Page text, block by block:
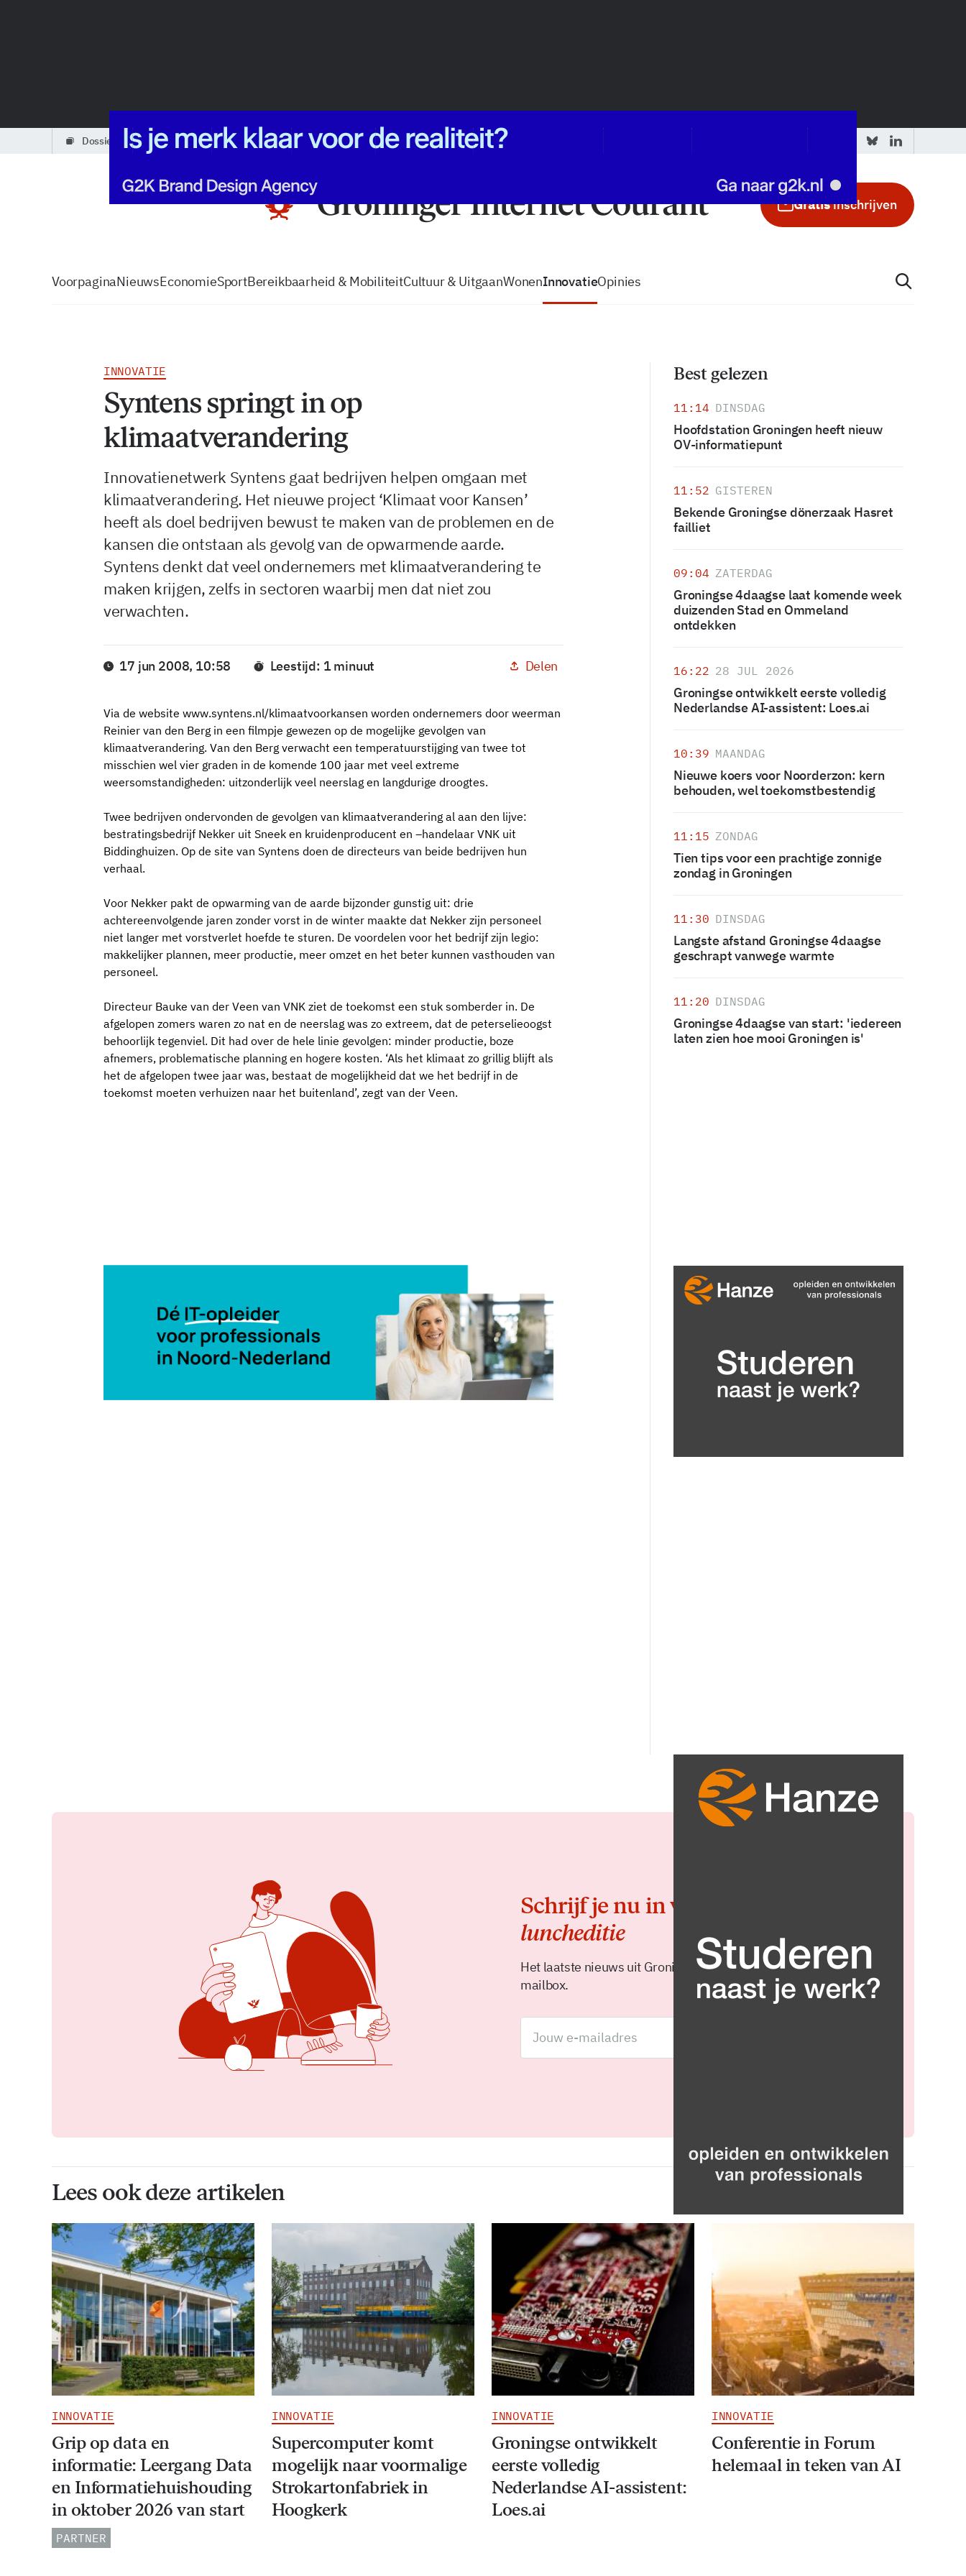
dossiers partners podcasts vacatures zo volg je de GIC
Gratisinschrijven
VoorpaginaNieuwsEconomieSportBereikbaarheid & MobiliteitCultuur & UitgaanWonenInnovatieOpinies
INNOVATIE
Syntens springt in op
klimaatverandering
Innovatienetwerk Syntens gaat bedrijven helpen omgaan met
klimaatverandering. Het nieuwe project ‘Klimaat voor Kansen’
heeft als doel bedrijven bewust te maken van de problemen en de
kansen die ontstaan als gevolg van de opwarmende aarde.
Syntens denkt dat veel ondernemers met klimaatverandering te
maken krijgen, zelfs in sectoren waarbij men dat niet zou
verwachten.
17 jun 2008, 10:58 Leestijd: 1 minuut Delen
Via de website www.syntens.nl/klimaatvoorkansen worden ondernemers door weerman
Reinier van den Berg in een filmpje gewezen op de mogelijke gevolgen van
klimaatverandering. Van den Berg verwacht een temperatuurstijging van twee tot
misschien wel vier graden in de komende 100 jaar met veel extreme
weersomstandigheden: uitzonderlijk veel neerslag en langdurige droogtes.
Twee bedrijven ondervonden de gevolgen van klimaatverandering al aan den lijve:
bestratingsbedrijf Nekker uit Sneek en kruidenproducent en –handelaar VNK uit
Biddinghuizen. Op de site van Syntens doen de directeurs van beide bedrijven hun
verhaal.
Voor Nekker pakt de opwarming van de aarde bijzonder gunstig uit: drie
achtereenvolgende jaren zonder vorst in de winter maakte dat Nekker zijn personeel
niet langer met vorstverlet hoefde te sturen. De voordelen voor het bedrijf zijn legio:
makkelijker plannen, meer productie, meer omzet en het beter kunnen vasthouden van
personeel.
Directeur Bauke van der Veen van VNK ziet de toekomst een stuk somberder in. De
afgelopen zomers waren zo nat en de neerslag was zo extreem, dat de peterselieoogst
behoorlijk tegenviel. Dit had over de hele linie gevolgen: minder productie, boze
afnemers, problematische planning en hogere kosten. ‘Als het klimaat zo grillig blijft als
het de afgelopen twee jaar was, bestaat de mogelijkheid dat we het bedrijf in de
toekomst moeten verhuizen naar het buitenland’, zegt van der Veen.
17 jun 2008, 10:58 Delen
Best gelezen
11:14 DINSDAG
Hoofdstation Groningen heeft nieuw
OV-informatiepunt
11:52 GISTEREN
Bekende Groningse dönerzaak Hasret
failliet
09:04 ZATERDAG
Groningse 4daagse laat komende week
duizenden Stad en Ommeland
ontdekken
16:22 28 JUL 2026
Groningse ontwikkelt eerste volledig
Nederlandse AI-assistent: Loes.ai
10:39 MAANDAG
Nieuwe koers voor Noorderzon: kern
behouden, wel toekomstbestendig
11:15 ZONDAG
Tien tips voor een prachtige zonnige
zondag in Groningen
11:30 DINSDAG
Langste afstand Groningse 4daagse
geschrapt vanwege warmte
11:20 DINSDAG
Groningse 4daagse van start: 'iedereen
laten zien hoe mooi Groningen is'
Schrijf je nu in voor de
luncheditie
Het laatste nieuws uit Groningen elke middag in je
mailbox.
Lees ook deze artikelen
INNOVATIE
Grip op data en
informatie: Leergang Data
en Informatiehuishouding
in oktober 2026 van start
PARTNER
INNOVATIE
Supercomputer komt
mogelijk naar voormalige
Strokartonfabriek in
Hoogkerk
INNOVATIE
Groningse ontwikkelt
eerste volledig
Nederlandse AI-assistent:
Loes.ai
INNOVATIE
Conferentie in Forum
helemaal in teken van AI